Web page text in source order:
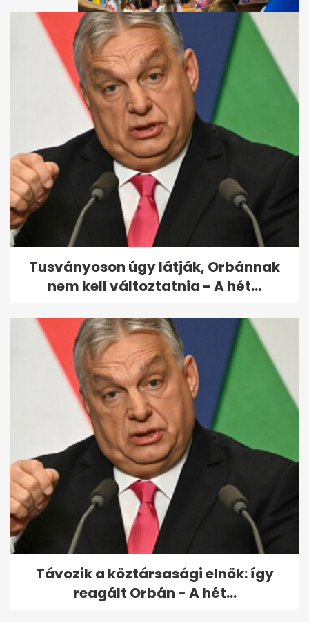
Havi plusz 100 ezret is jelenthet
Orbán új adókedvezménye
Tusványoson úgy látják, Orbánnak
nem kell változtatnia - A hét...
Távozik a köztársasági elnök: így
reagált Orbán - A hét...